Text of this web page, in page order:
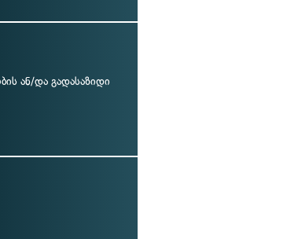
ან/და გადასაზიდი